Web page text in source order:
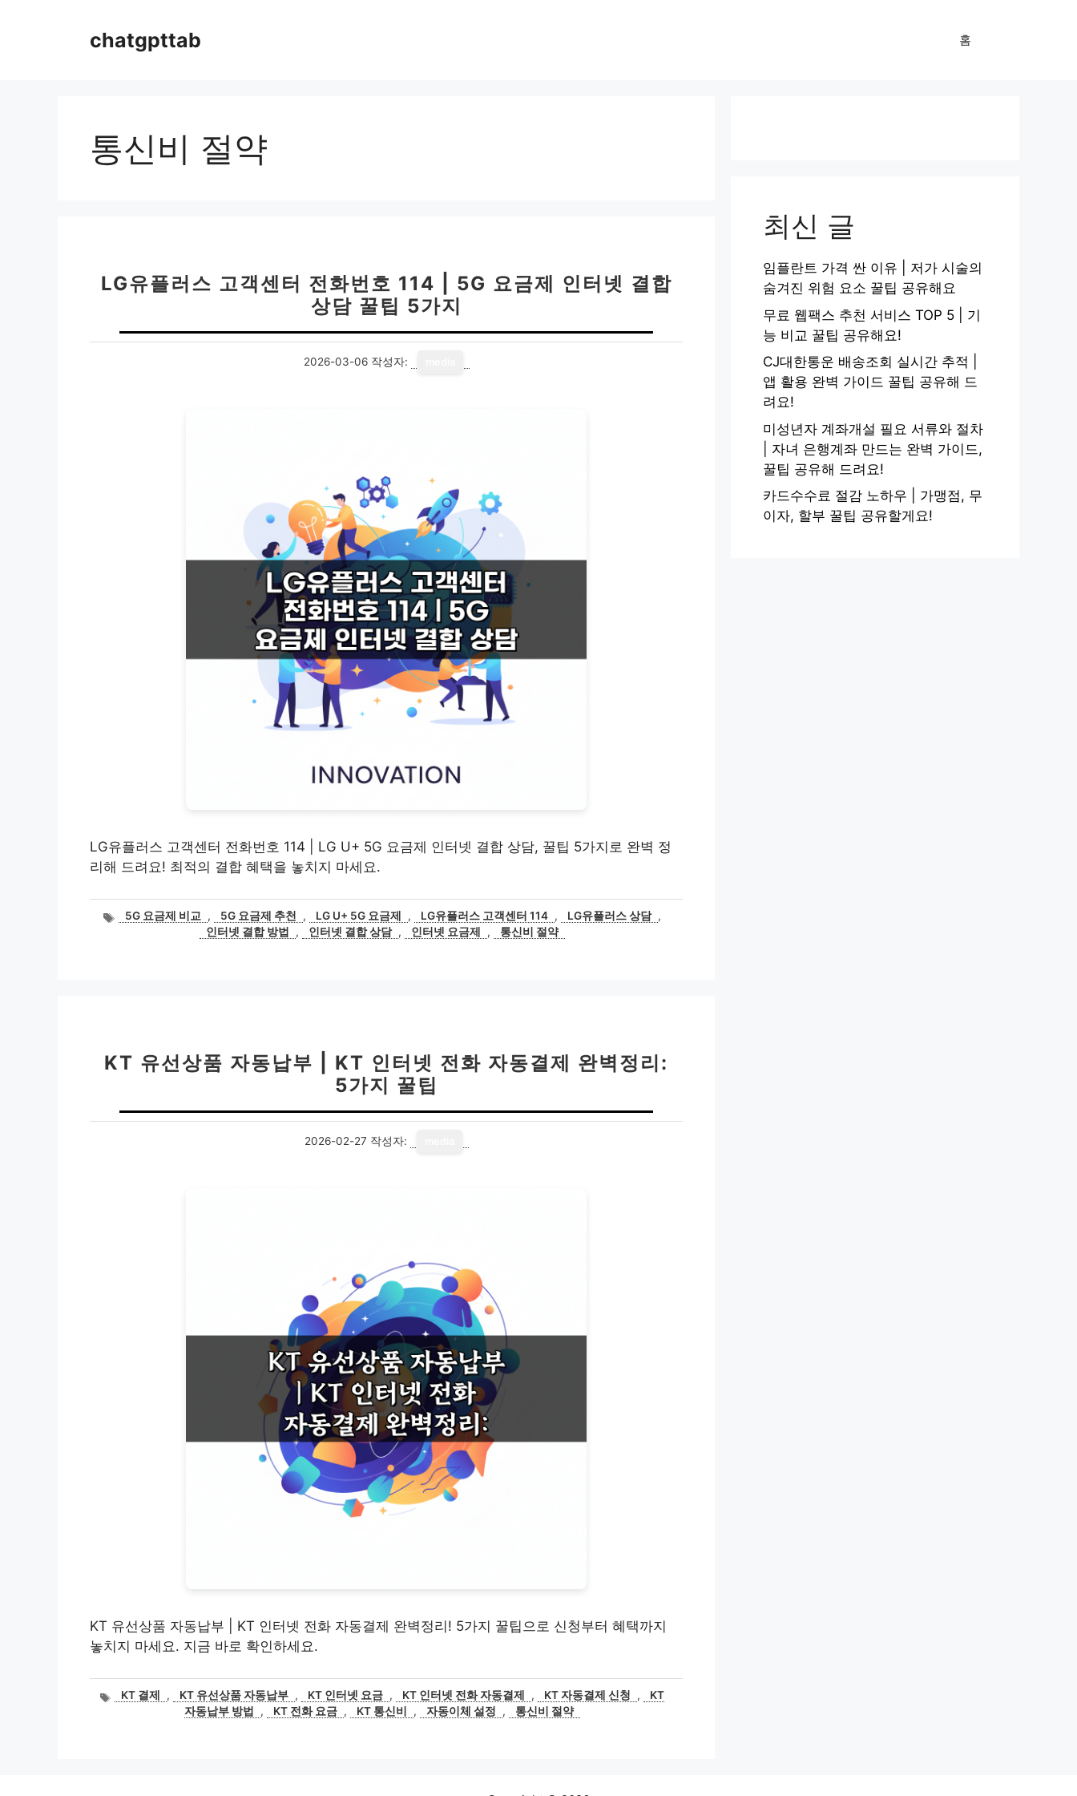
chatgpttab 홈
통신비 절약
LG유플러스 고객센터 전화번호 114 | 5G 요금제 인터넷 결합
상담 꿀팁 5가지
2026-03-06 작성자:
LG유플러스 고객센터 전화번호 114 | LG U+ 5G 요금제 인터넷 결합 상담, 꿀팁 5가지로 완벽 정
리해 드려요! 최적의 결합 혜택을 놓치지 마세요.
태5G 요금제 비교 , 5G 요금제 추천 , LG U+ 5G 요금제 , LG유플러스 고객센터 114 , LG유플러스 상담 ,
인터넷 결합 방법
, 인터넷 결합 상담 , 인터넷 요금제 , 통신비 절약
KT 유선상품 자동납부 | KT 인터넷 전화 자동결제 완벽정리:
5가지 꿀팁
2026-02-27 작성자:
KT 유선상품 자동납부 | KT 인터넷 전화 자동결제 완벽정리! 5가지 꿀팁으로 신청부터 혜택까지
놓치지 마세요. 지금 바로 확인하세요.
태KT 결제 , KT 유선상품 자동납부 , KT 인터넷 요금 , KT 인터넷 전화 자동결제 , KT 자동결제 신청 ,
KT
자동납부 방법
, KT 전화 요금 , KT 통신비 , 자동이체 설정 , 통신비 절약
최신 글
임플란트 가격 싼 이유 | 저가 시술의
숨겨진 위험 요소 꿀팁 공유해요
무료 웹팩스 추천 서비스 TOP 5 | 기
능 비교 꿀팁 공유해요!
CJ대한통운 배송조회 실시간 추적 |
앱 활용 완벽 가이드 꿀팁 공유해 드
려요!
미성년자 계좌개설 필요 서류와 절차
| 자녀 은행계좌 만드는 완벽 가이드,
꿀팁 공유해 드려요!
카드수수료 절감 노하우 | 가맹점, 무
이자, 할부 꿀팁 공유할게요!